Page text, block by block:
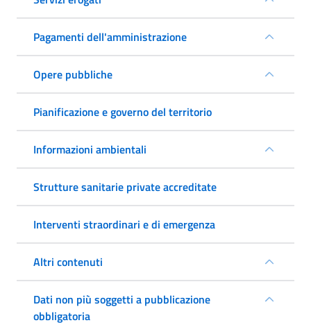
Pagamenti dell'amministrazione
Opere pubbliche
Pianificazione e governo del territorio
Informazioni ambientali
Strutture sanitarie private accreditate
Interventi straordinari e di emergenza
Altri contenuti
Dati non più soggetti a pubblicazione
obbligatoria